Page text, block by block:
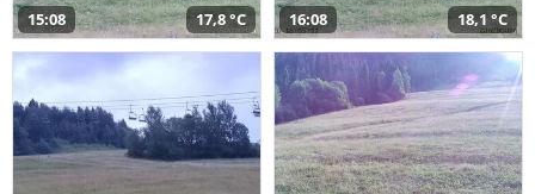
15:08 17,8 °C 16:08 18,1 °C